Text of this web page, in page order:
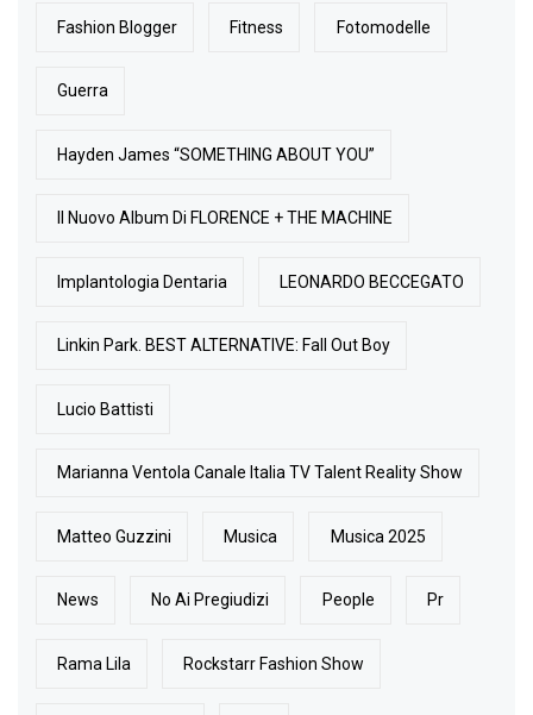
Fashion Blogger Fitness Fotomodelle
Guerra
Hayden James “SOMETHING ABOUT YOU”
Il Nuovo Album Di FLORENCE + THE MACHINE
Implantologia Dentaria LEONARDO BECCEGATO
Linkin Park. BEST ALTERNATIVE: Fall Out Boy
Lucio Battisti
Marianna Ventola Canale Italia TV Talent Reality Show
Matteo Guzzini Musica Musica 2025
News No Ai Pregiudizi People Pr
Rama Lila Rockstarr Fashion Show